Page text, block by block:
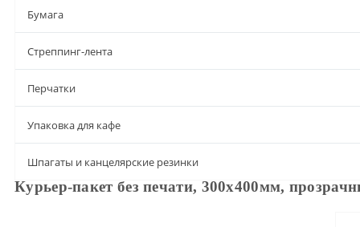
Бумага
Стреппинг-лента
Перчатки
Упаковка для кафе
Шпагаты и канцелярские резинки
Курьер-пакет без печати, 300х400мм,